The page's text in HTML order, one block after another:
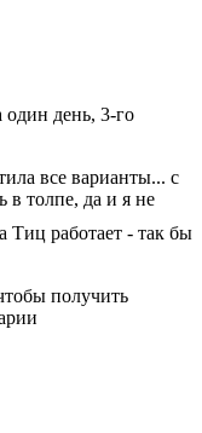
день, 3-го
все варианты... с
в толпе, да и я не
а Тиц работает - так бы
получить